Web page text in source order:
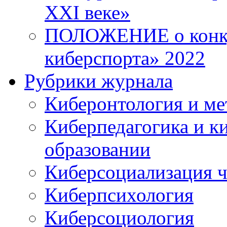
XXI веке»
ПОЛОЖЕНИЕ о
киберспорта» 2022
Рубрики журнала
Киберонтология и
Киберпедагогика и
образовании
Киберсоциализация
Киберпсихология
Киберсоциология